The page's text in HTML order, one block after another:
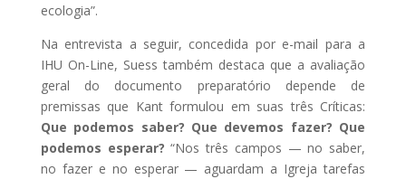
ecologia”.
Na entrevista a seguir, concedida por e-mail para a
IHU On-Line, Suess também destaca que a avaliação
geral do documento preparatório depende de
premissas que Kant formulou em suas três Críticas:
Que podemos saber? Que devemos fazer? Que
podemos esperar?“Nos três campos — no saber,
no fazer e no esperar — aguardam a Igreja tarefas